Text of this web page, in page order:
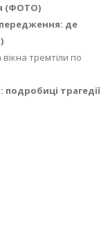
(ФОТО)
де
тремтіли по
трагедії